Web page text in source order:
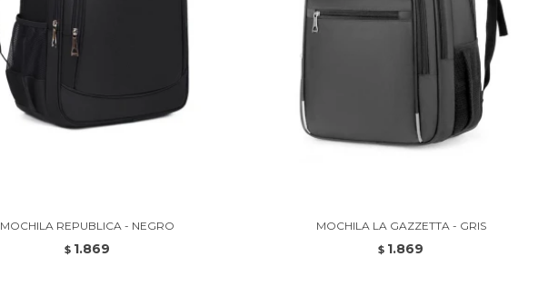
MOCHILA REPUBLICA - NEGRO
$ 1.869
MOCHILA LA GAZZETTA - GRIS
$ 1.869